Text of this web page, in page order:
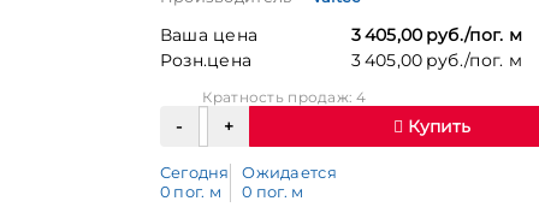
Ваша цена
3 405,00 руб./пог. м
Розн.цена
3 405,00 руб./пог. м
Кратность продаж: 4
Купить
Сегодня
0 пог. м
Ожидается
0 пог. м